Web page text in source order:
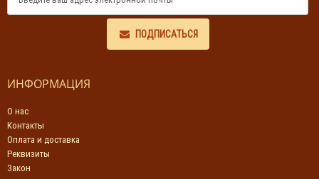
ПОДПИСАТЬСЯ
ИНФОРМАЦИЯ
О нас
Контакты
Оплата и доставка
Реквизиты
Закон